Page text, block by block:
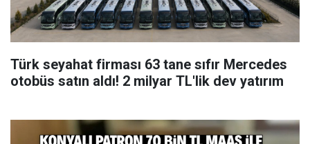
Türk seyahat firması 63 tane sıfır Mercedes
otobüs satın aldı! 2 milyar TL'lik dev yatırım